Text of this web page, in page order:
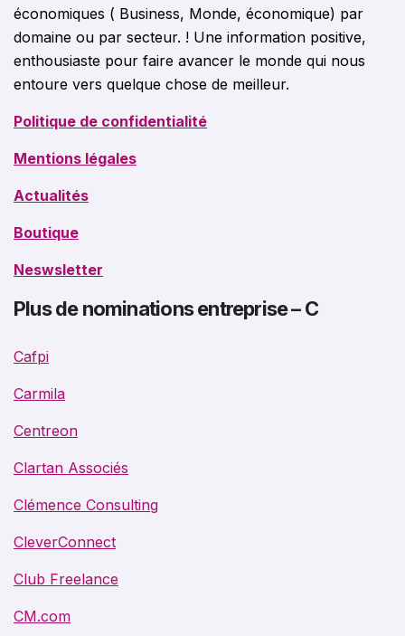
économiques ( Business, Monde, économique) par
domaine ou par secteur. ! Une information positive,
enthousiaste pour faire avancer le monde qui nous
entoure vers quelque chose de meilleur.
Politique de confidentialité
Mentions légales
Actualités
Boutique
Neswsletter
Plus de nominations entreprise – C
Cafpi
Carmila
Centreon
Clartan Associés
Clémence Consulting
CleverConnect
Club Freelance
CM.com